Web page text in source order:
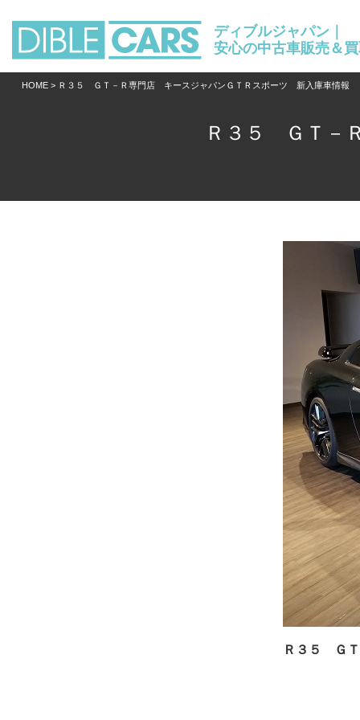
ディブルジャパン｜
安心の中古車販売＆
HOME > Ｒ３５ ＧＴ－Ｒ専門店 キースジャパンＧＴＲスポーツ 新入庫車情報
Ｒ３５ ＧＴ－
Ｒ３５ Ｇ